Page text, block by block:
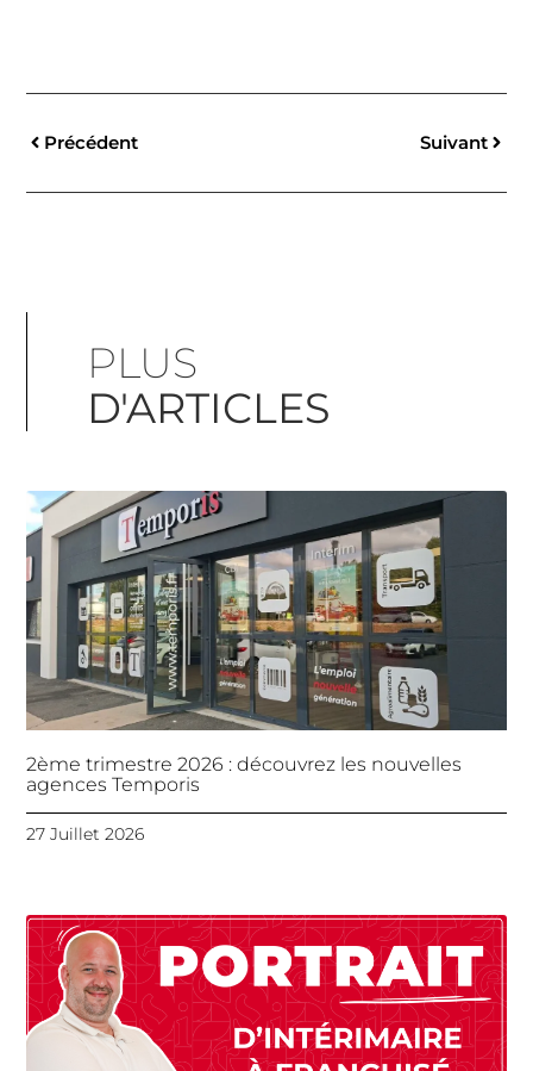
Précédent Suivant
PLUS
D'ARTICLES
2ème trimestre 2026 : découvrez les nouvelles
agences Temporis
27 Juillet 2026